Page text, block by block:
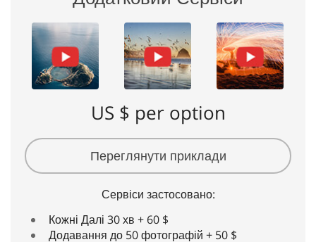
US $ per option
Переглянути приклади
Сервіси застосовано:
Кожні Далі 30 хв + 60 $
Додавання до 50 фотографій + 50 $